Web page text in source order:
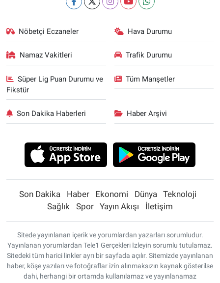
Nöbetçi Eczaneler Hava Durumu
Namaz Vakitleri Trafik Durumu
Süper Lig Puan Durumu ve
Fikstür
Tüm Manşetler
Son Dakika Haberleri Haber Arşivi
Son Dakika Haber Ekonomi Dünya
Teknoloji
Sağlık
Spor Yayın Akışı İletişim
Sitede yayınlanan içerik ve yorumlardan yazarları sorumludur.
Yayınlanan yorumlardan Tele1 Gerçekleri İzleyin sorumlu tutulamaz.
Sitedeki tüm harici linkler ayrı bir sayfada açılır. Sitemizde yayınlanan
haber, köşe yazıları ve fotoğraflar izin alınmaksızın kaynak gösterilse
dahi, herhangi bir ortamda kullanılamaz ve yayınlanamaz